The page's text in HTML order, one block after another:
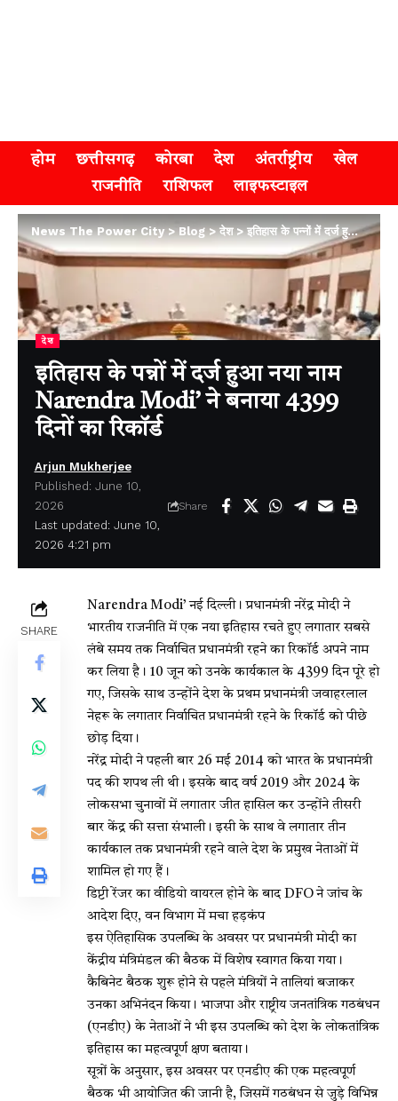
होम छत्तीसगढ़ कोरबा देश अंतर्राष्ट्रीय
खेल
राजनीति
राशिफल लाइफस्टाइल
News The Power City>Blog>देश>इतिहास के पन्नों में दर्ज हुआ नया नाम Narendra Modi’ ने बनाया 4399 दिनों का रिकॉर्ड
देश
इतिहास के पन्नों में दर्ज हुआ नया नाम
Narendra Modi’ ने बनाया 4399
दिनों का रिकॉर्ड
Last updated: June 10,
2026 4:21 pm
Arjun Mukherjee
Published: June 10,
2026
Share
SHARE
Narendra Modi’ नई दिल्ली। प्रधानमंत्री नरेंद्र मोदी ने
भारतीय राजनीति में एक नया इतिहास रचते हुए लगातार सबसे
लंबे समय तक निर्वाचित प्रधानमंत्री रहने का रिकॉर्ड अपने नाम
कर लिया है। 10 जून को उनके कार्यकाल के 4399 दिन पूरे हो
गए, जिसके साथ उन्होंने देश के प्रथम प्रधानमंत्री जवाहरलाल
नेहरू के लगातार निर्वाचित प्रधानमंत्री रहने के रिकॉर्ड को पीछे
छोड़ दिया।
नरेंद्र मोदी ने पहली बार 26 मई 2014 को भारत के प्रधानमंत्री
पद की शपथ ली थी। इसके बाद वर्ष 2019 और 2024 के
लोकसभा चुनावों में लगातार जीत हासिल कर उन्होंने तीसरी
बार केंद्र की सत्ता संभाली। इसी के साथ वे लगातार तीन
कार्यकाल तक प्रधानमंत्री रहने वाले देश के प्रमुख नेताओं में
शामिल हो गए हैं।
डिप्टी रेंजर का वीडियो वायरल होने के बाद DFO ने जांच के
आदेश दिए, वन विभाग में मचा हड़कंप
इस ऐतिहासिक उपलब्धि के अवसर पर प्रधानमंत्री मोदी का
केंद्रीय मंत्रिमंडल की बैठक में विशेष स्वागत किया गया।
कैबिनेट बैठक शुरू होने से पहले मंत्रियों ने तालियां बजाकर
उनका अभिनंदन किया। भाजपा और राष्ट्रीय जनतांत्रिक गठबंधन
(एनडीए) के नेताओं ने भी इस उपलब्धि को देश के लोकतांत्रिक
इतिहास का महत्वपूर्ण क्षण बताया।
सूत्रों के अनुसार, इस अवसर पर एनडीए की एक महत्वपूर्ण
बैठक भी आयोजित की जानी है, जिसमें गठबंधन से जुड़े विभिन्न